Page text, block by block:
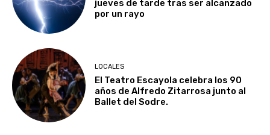
jueves de tarde tras ser alcanzado
por un rayo
LOCALES
El Teatro Escayola celebra los 90
años de Alfredo Zitarrosa junto al
Ballet del Sodre.